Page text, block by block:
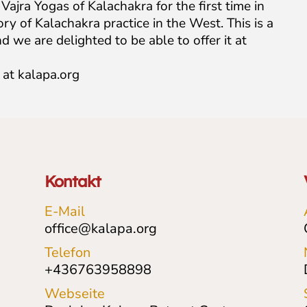
Yogas of Kalachakra for the first time in
of Kalachakra practice in the West. This is a
we are delighted to be able to offer it at
kalapa.org
Kontakt
E-Mail
office@kalapa.org
Telefon
+436763958898
Webseite